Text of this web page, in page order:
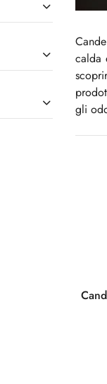
calda
gli